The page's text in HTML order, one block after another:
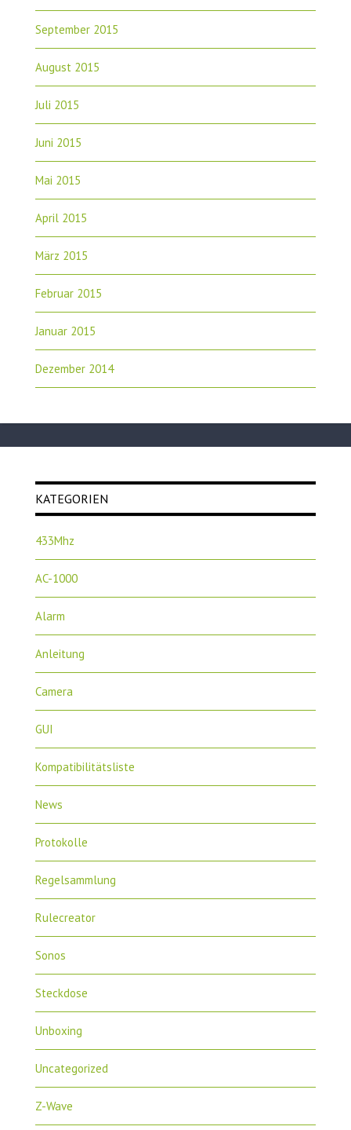
September 2015
August 2015
Juli 2015
Juni 2015
Mai 2015
April 2015
März 2015
Februar 2015
Januar 2015
Dezember 2014
KATEGORIEN
433Mhz
AC-1000
Alarm
Anleitung
Camera
GUI
Kompatibilitätsliste
News
Protokolle
Regelsammlung
Rulecreator
Sonos
Steckdose
Unboxing
Uncategorized
Z-Wave